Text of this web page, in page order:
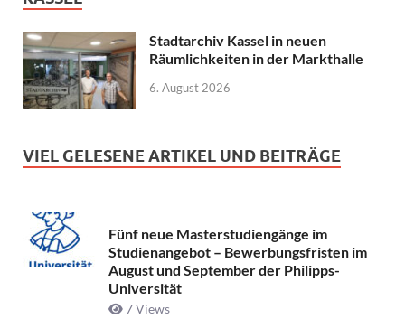
Stadtarchiv Kassel in neuen
Räumlichkeiten in der Markthalle
6. August 2026
VIEL GELESENE ARTIKEL UND BEITRÄGE
Fünf neue Masterstudiengänge im
Studienangebot – Bewerbungsfristen im
August und September der Philipps-
Universität
7 Views